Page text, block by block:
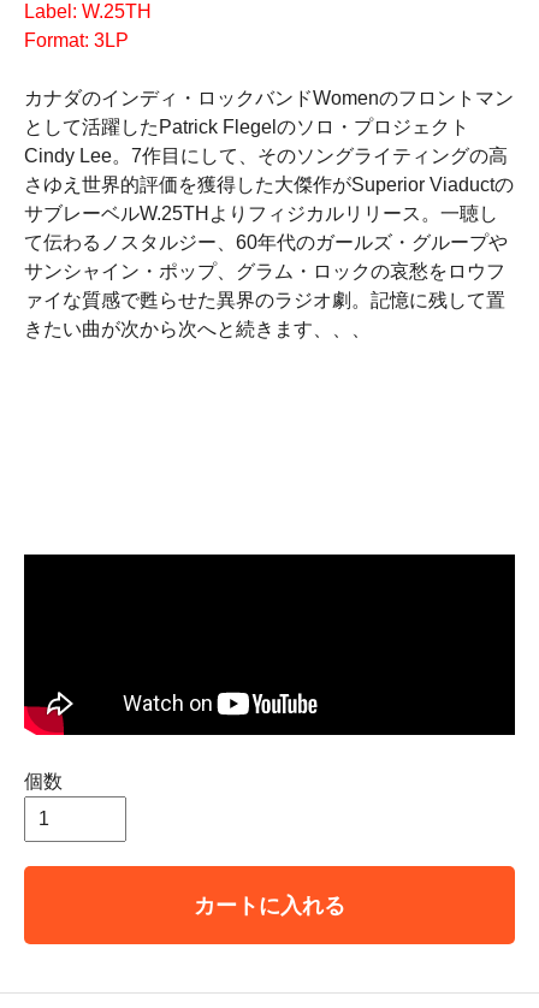
Label: W.25TH
Format: 3LP
カナダのインディ・ロックバンドWomenのフロントマン
として活躍したPatrick Flegelのソロ・プロジェクト
Cindy Lee。7作目にして、そのソングライティングの高
さゆえ世界的評価を獲得した大傑作がSuperior Viaductの
サブレーベルW.25THよりフィジカルリリース。一聴し
て伝わるノスタルジー、60年代のガールズ・グループや
サンシャイン・ポップ、グラム・ロックの哀愁をロウフ
ァイな質感で甦らせた異界のラジオ劇。記憶に残して置
きたい曲が次から次へと続きます、、、
個数
カートに入れる